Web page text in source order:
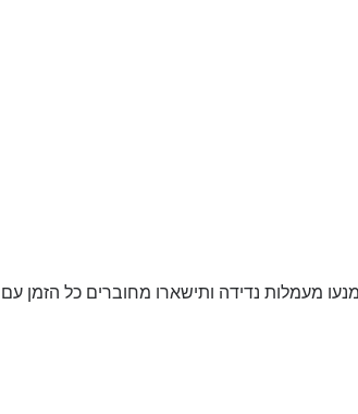
מעמלות נדידה ותישארו מחוברים כל הזמן